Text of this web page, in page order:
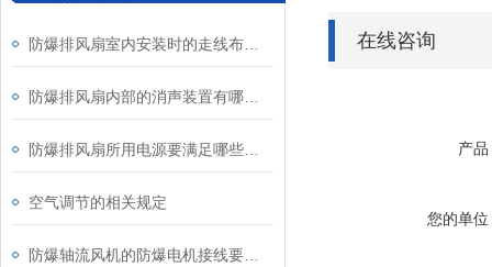
空气调节的相关规定
在线咨询
产品
您的单位